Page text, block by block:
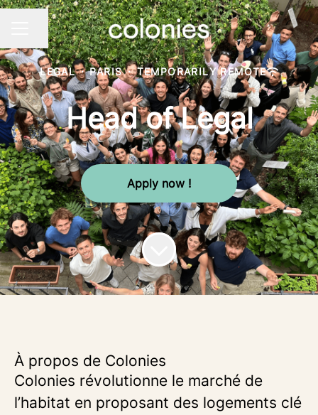
CAREER MENU
Share page
LEGAL · PARIS · TEMPORARILY REMOTE
Head of Legal
Apply now !
À propos de Colonies
Colonies révolutionne le marché de
l’habitat en proposant des logements clé